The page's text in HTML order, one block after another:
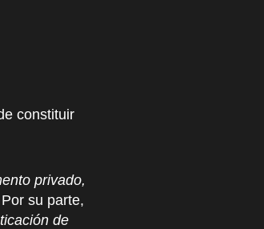
constituir
privado,
Por su parte,
de